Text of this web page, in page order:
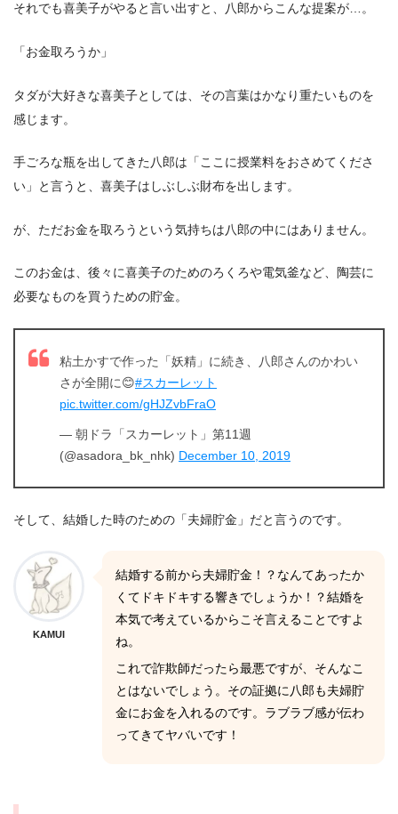
それでも喜美子がやると言い出すと、八郎からこんな提案が…。
「お金取ろうか」
タダが大好きな喜美子としては、その言葉はかなり重たいものを
感じます。
手ごろな瓶を出してきた八郎は「ここに授業料をおさめてくださ
い」と言うと、喜美子はしぶしぶ財布を出します。
が、ただお金を取ろうという気持ちは八郎の中にはありません。
このお金は、後々に喜美子のためのろくろや電気釜など、陶芸に
必要なものを買うための貯金。
粘土かすで作った「妖精」に続き、八郎さんのかわい
さが全開に😊#スカーレット
pic.twitter.com/gHJZvbFraO
— 朝ドラ「スカーレット」第11週
(@asadora_bk_nhk) December 10, 2019
そして、結婚した時のための「夫婦貯金」だと言うのです。
KAMUI
結婚する前から夫婦貯金！？なんてあったか
くてドキドキする響きでしょうか！？結婚を
本気で考えているからこそ言えることですよ
ね。
これで詐欺師だったら最悪ですが、そんなこ
とはないでしょう。その証拠に八郎も夫婦貯
金にお金を入れるのです。ラブラブ感が伝わ
ってきてヤバいです！